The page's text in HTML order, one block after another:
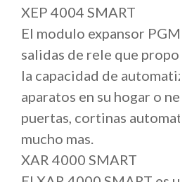
XEP 4004 SMART
El modulo expansor
salidas de rele que
la capacidad de
aparatos en su hogar o
puertas, cortinas
mucho mas.
XAR 4000 SMART